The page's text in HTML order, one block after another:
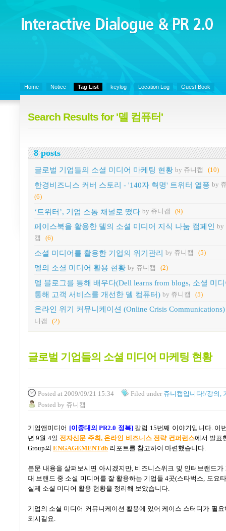
Interactive Dialogue &
PR 2.0
Home Notice Tag List keylog Location Log Guest Book
Search Results for '델 컴퓨터'
8 posts
글로벌 기업들의 소셜 미디어 마케팅 현황 by 쥬니캡 (10)
한경비즈니스 커버 스토리 - '140자 혁명' 트위터 열풍 by
(6)
‘트위터’, 기업 소통 채널로 떴다 by 쥬니캡 (9)
페이스북을 활용한 델의 소셜 미디어 지식 나눔 캠페인 by
캡 (6)
소셜 미디어를 활용한 기업의 위기관리 by 쥬니캡 (5)
델의 소셜 미디어 활용 현황 by 쥬니캡 (2)
델 블로그를 통해 배우다(Dell learns from blogs, 소셜 미
통해 고객 서비스를 개선한 델 컴퓨터) by 쥬니캡 (5)
온라인 위기 커뮤니케이션 (Online Crisis Communications)
니캡
(2)
글로벌 기업들의 소셜 미디어 마케팅 현황
Posted at 2009/09/21 15:34 Filed under 쥬니캡입니다!/강의,
Posted by 쥬니캡
기업앤미디어 [이중대의 PR2.0 정복] 칼럼 15번째 이야기입니다. 이
년9월 4일 전자신문 주최 , 온라인 비즈니스 전략 컨퍼런스에서 발표
Group의 ENGAGEMENTdb 리포트를 참고하여 마련했습니다.
본문 내용을 살펴보시면 아시겠지만, 비즈니스위크 및 인터브랜드가
대 브랜드 중 소셜 미디어를 잘 활용하는 기업들 4곳(스타벅스, 도요타
실제 소셜 미디어 활용 현황을 정리해 보았습니다.
기업의 소셜 미디어 커뮤니케이션 활용에 있어 케이스 스터디가 필
되시길요.